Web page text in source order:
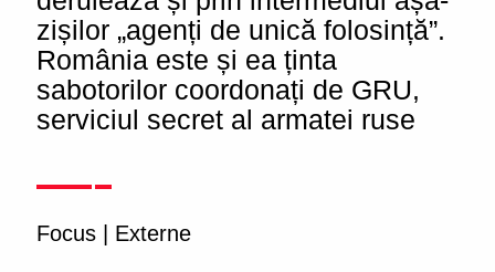
zișilor „agenți de unică folosință”.
România este și ea ținta
sabotorilor coordonați de GRU,
serviciul secret al armatei ruse
Focus Externe